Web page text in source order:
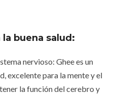
la buena salud:
nervioso: Ghee es un
excelente para la mente y el
la función del cerebro y